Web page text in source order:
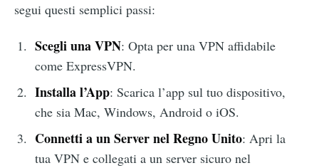
segui questi semplici passi:
Scegli una VPN: Opta per una VPN affidabile
come ExpressVPN.
Installa l’App: Scarica l’app sul tuo dispositivo,
che sia Mac, Windows, Android o iOS.
Connetti a un Server nel Regno Unito: Apri la
tua VPN e collegati a un server sicuro nel